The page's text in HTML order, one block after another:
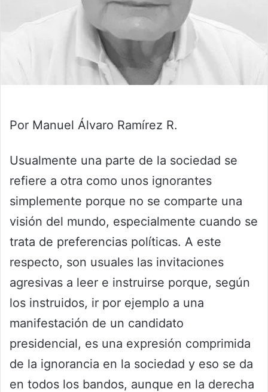
Por Manuel Álvaro Ramírez R.
Usualmente una parte de la sociedad se
refiere a otra como unos ignorantes
simplemente porque no se comparte una
visión del mundo, especialmente cuando se
trata de preferencias políticas. A este
respecto, son usuales las invitaciones
agresivas a leer e instruirse porque, según
los instruidos, ir por ejemplo a una
manifestación de un candidato
presidencial, es una expresión comprimida
de la ignorancia en la sociedad y eso se da
en todos los bandos, aunque en la derecha